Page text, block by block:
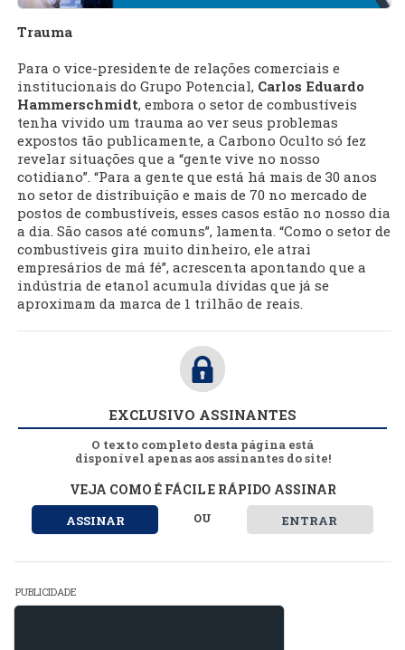
Trauma
Para o vice-presidente de relações comerciais e
institucionais do Grupo Potencial, Carlos Eduardo
Hammerschmidt, embora o setor de combustíveis
tenha vivido um trauma ao ver seus problemas
expostos tão publicamente, a Carbono Oculto só fez
revelar situações que a “gente vive no nosso
cotidiano”. “Para a gente que está há mais de 30 anos
no setor de distribuição e mais de 70 no mercado de
postos de combustíveis, esses casos estão no nosso dia
a dia. São casos até comuns”, lamenta. “Como o setor de
combustíveis gira muito dinheiro, ele atrai
empresários de má fé”, acrescenta apontando que a
indústria de etanol acumula dívidas que já se
aproximam da marca de 1 trilhão de reais.
EXCLUSIVO ASSINANTES
O texto completo desta página está
disponível apenas aos assinantes do site!
VEJA COMO É FÁCIL E RÁPIDO ASSINAR
ASSINAR OU ENTRAR
PUBLICIDADE